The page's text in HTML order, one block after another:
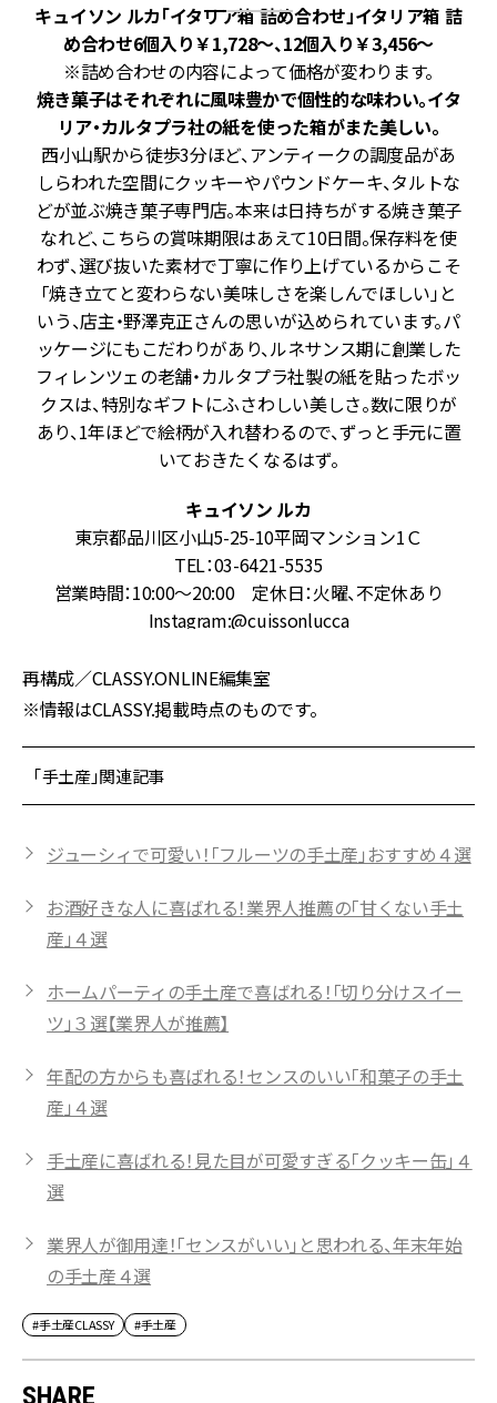
キュイソン ルカ「イタリア箱 詰め合わせ」イタリア箱 詰
め合わせ6個入り￥1,728～、12個入り￥3,456～
※詰め合わせの内容によって価格が変わります。
焼き菓子はそれぞれに風味豊かで個性的な味わい。イタ
リア・カルタプラ社の紙を使った箱がまた美しい。
西小山駅から徒歩3分ほど、アンティークの調度品があ
しらわれた空間にクッキーやパウンドケーキ、タルトな
どが並ぶ焼き菓子専門店。本来は日持ちがする焼き菓子
なれど、こちらの賞味期限はあえて10日間。保存料を使
わず、選び抜いた素材で丁寧に作り上げているからこそ
「焼き立てと変わらない美味しさを楽しんでほしい」と
いう、店主・野澤克正さんの思いが込められています。パ
ッケージにもこだわりがあり、ルネサンス期に創業した
フィレンツェの老舗・カルタプラ社製の紙を貼ったボッ
クスは、特別なギフトにふさわしい美しさ。数に限りが
あり、1年ほどで絵柄が入れ替わるので、ずっと手元に置
いておきたくなるはず。
キュイソン ルカ
東京都品川区小山5-25-10平岡マンション1Ｃ
TEL：03-6421-5535
営業時間：10:00～20:00 定休日：火曜、不定休あり
Instagram:@cuissonlucca
再構成／CLASSY.ONLINE編集室
※情報はCLASSY.掲載時点のものです。
「手土産」関連記事
ジューシィで可愛い！「フルーツの手土産」おすすめ４選
お酒好きな人に喜ばれる！業界人推薦の「甘くない手土
産」４選
ホームパーティの手土産で喜ばれる！「切り分けスイー
ツ」３選【業界人が推薦】
年配の方からも喜ばれる！センスのいい「和菓子の手土
産」４選
手土産に喜ばれる！見た目が可愛すぎる「クッキー缶」４
選
業界人が御用達！「センスがいい」と思われる、年末年始
の手土産４選
#手土産CLASSY #手土産
SHARE